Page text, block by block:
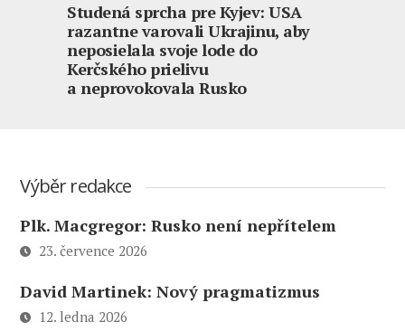
Studená sprcha pre Kyjev: USA
razantne varovali Ukrajinu, aby
neposielala svoje lode do
Kerčského prielivu
a neprovokovala Rusko
Výběr redakce
Plk. Macgregor: Rusko není nepřítelem
23. července 2026
David Martinek: Nový pragmatizmus
12. ledna 2026